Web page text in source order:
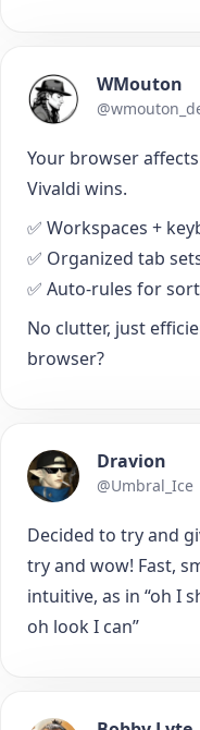
WMouton
Your browser
Vivaldi wins.
✅ Workspaces +
✅ Organized tab
✅ Auto-rules for
No clutter, just
browser?
Dravion
@Umbral_Ice
Decided to try and
try and wow! Fast,
intuitive, as in “oh I
oh look I can”